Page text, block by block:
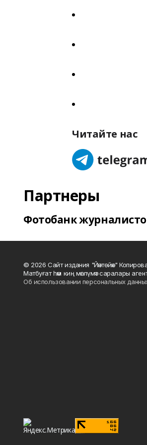
Читайте нас
Партнеры
Фотобанк
© 2026 Сайт издания "Йәнтөйәк"
Матбуғат һәм киң мәғлүмәт саралары
Об использовании персональных